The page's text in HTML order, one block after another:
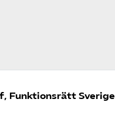
Funktionsrätt Sverige